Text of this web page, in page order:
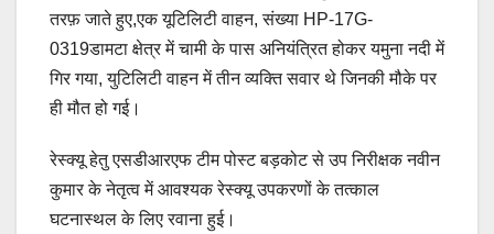
तरफ़ जाते हुए,एक यूटिलिटी वाहन, संख्या HP-17G-
0319डामटा क्षेत्र में चामी के पास अनियंत्रित होकर यमुना नदी में
गिर गया, युटिलिटी वाहन में तीन व्यक्ति सवार थे जिनकी मौके पर
ही मौत हो गई।
रेस्क्यू हेतु एसडीआरएफ टीम पोस्ट बड़कोट से उप निरीक्षक नवीन
कुमार के नेतृत्व में आवश्यक रेस्क्यू उपकरणों के तत्काल
घटनास्थल के लिए रवाना हुई।